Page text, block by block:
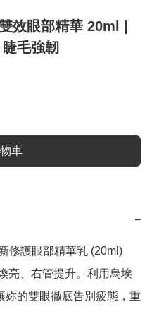
效眼部精華 20ml |
毛強韌
車
−
修護眼部精華乳 (20ml)
亮、右管提升。利用烏埃
妳的雙眼徹底告別疲態，重